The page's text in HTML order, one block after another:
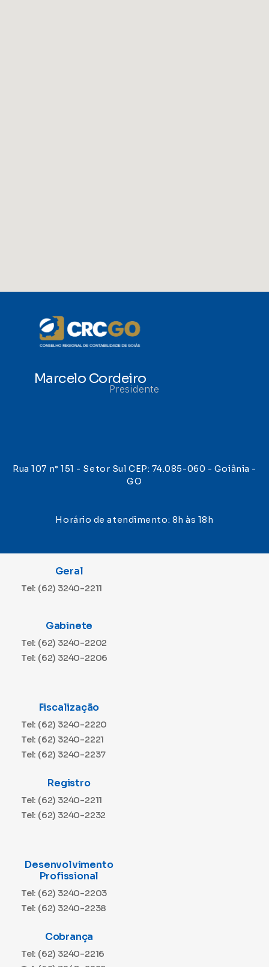
Marcelo Cordeiro
Presidente
Rua 107 n° 151 - Setor Sul CEP: 74.085-060 - Goiânia -
GO
Horário de atendimento: 8h às 18h
Geral
Tel: (62) 3240-2211
Gabinete
Tel: (62) 3240-2202
Tel: (62) 3240-2206
Fiscalização
Tel: (62) 3240-2220
Tel: (62) 3240-2221
Tel: (62) 3240-2237
Registro
Tel: (62) 3240-2211
Tel: (62) 3240-2232
Desenvolvimento
Profissional
Tel: (62) 3240-2203
Tel: (62) 3240-2238
Cobrança
Tel: (62) 3240-2216